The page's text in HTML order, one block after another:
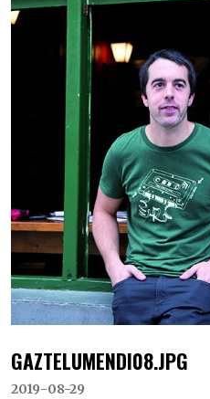
GAZTELUMENDI08.JPG
2019-08-29